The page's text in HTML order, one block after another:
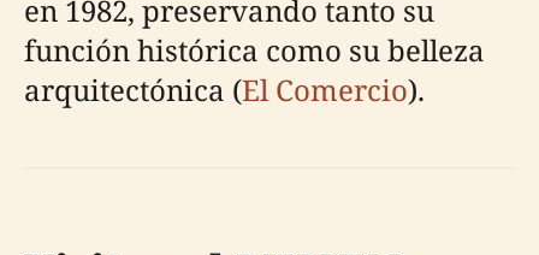
en 1982, preservando tanto su
función histórica como su belleza
arquitectónica (El Comercio).